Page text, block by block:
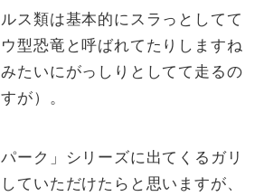
ス類は基本的にスラっとしてて
型恐竜と呼ばれてたりしますね
みたいにがっしりとしてて走るの
が）。
ーク」シリーズに出てくるガリ
ていただけたらと思いますが、